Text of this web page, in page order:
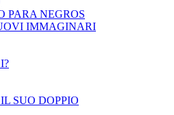
PARA NEGROS
IMMAGINARI
SUO DOPPIO